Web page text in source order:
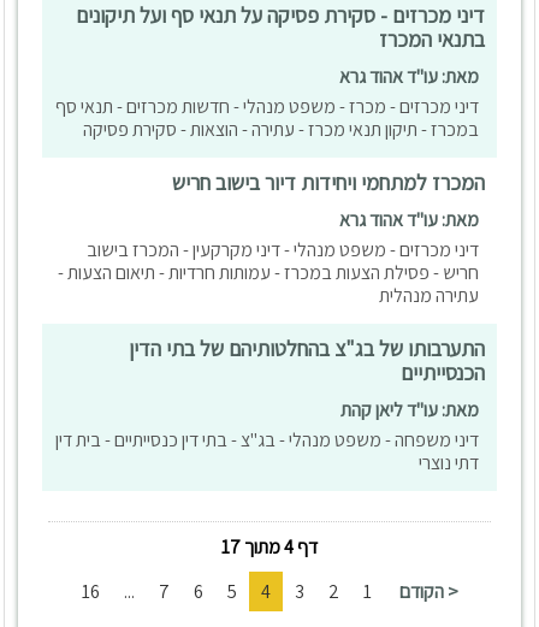
דיני מכרזים - סקירת פסיקה על תנאי סף ועל תיקונים
בתנאי המכרז
מאת: עו"ד אהוד גרא
דיני מכרזים - מכרז - משפט מנהלי - חדשות מכרזים - תנאי סף
במכרז - תיקון תנאי מכרז - עתירה - הוצאות - סקירת פסיקה
המכרז למתחמי ויחידות דיור בישוב חריש
מאת: עו"ד אהוד גרא
דיני מכרזים - משפט מנהלי - דיני מקרקעין - המכרז בישוב
חריש - פסילת הצעות במכרז - עמותות חרדיות - תיאום הצעות -
עתירה מנהלית
התערבותו של בג"צ בהחלטותיהם של בתי הדין
הכנסייתיים
מאת: עו"ד ליאן קהת
דיני משפחה - משפט מנהלי - בג"צ - בתי דין כנסייתיים - בית דין
דתי נוצרי
דף 4 מתוך 17
< הקודם
1
2
3
4
5
6
7
...
16